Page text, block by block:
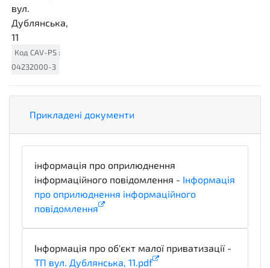
вул.
Дублянська,
11
Код CAV-PS :
04232000-3
Прикладені документи
інформація про оприлюднення
інформаційного повідомлення - Інформація
про оприлюднення інформаційного
повідомлення
Інформація про об'єкт малої приватизації -
ТП вул. Дублянська, 11.pdf